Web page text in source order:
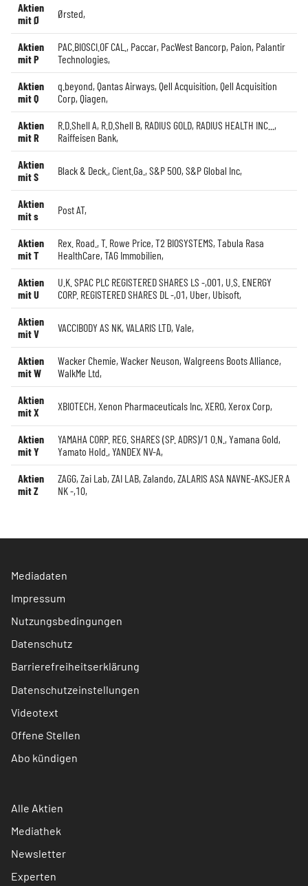
Aktien
mit Ø
Ørsted,
Aktien
mit P
PAC.BIOSCI.OF CAL. , Paccar, PacWest Bancorp, Paion, Palantir
Technologies,
Aktien
mit Q
q.beyond, Qantas Airways, Qell Acquisition, Qell Acquisition
Corp, Qiagen,
Aktien
mit R
R.D.Shell A, R.D.Shell B, RADIUS GOLD, RADIUS HEALTH INC... ,
Raiffeisen Bank,
Aktien
mit S
Black & Deck. , Cient.Ga. , S&P 500, S&P Global Inc,
Aktien
mit s
Post AT,
Aktien
mit T
Rex. Road. , T. Rowe Price, T2 BIOSYSTEMS, Tabula Rasa
HealthCare, TAG Immobilien,
Aktien
mit U
U.K. SPAC PLC REGISTERED SHARES LS -,001, U.S. ENERGY
CORP. REGISTERED SHARES DL -,01, Uber, Ubisoft,
Aktien
mit V
VACCIBODY AS NK, VALARIS LTD, Vale,
Aktien
mit W
Wacker Chemie, Wacker Neuson, Walgreens Boots Alliance,
WalkMe Ltd,
Aktien
mit X
XBIOTECH, Xenon Pharmaceuticals Inc, XERO, Xerox Corp,
Aktien
mit Y
YAMAHA CORP. REG. SHARES (SP. ADRS)/1 O.N. , Yamana Gold,
Yamato Hold. , YANDEX NV-A,
Aktien
mit Z
ZAGG, Zai Lab, ZAI LAB, Zalando, ZALARIS ASA NAVNE-AKSJER A
NK -,10,
Mediadaten
Impressum
Nutzungsbedingungen
Datenschutz
Barrierefreiheitserklärung
Datenschutzeinstellungen
Videotext
Offene Stellen
Abo kündigen
Alle Aktien
Mediathek
Newsletter
Experten